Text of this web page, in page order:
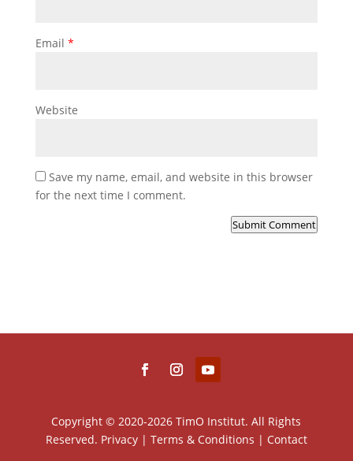
Email *
Website
Save my name, email, and website in this browser
for the next time I comment.
Submit Comment
Copyright © 2020-2026 TimO Institut. All Rights
Reserved. Privacy| Terms & Conditions | Contact